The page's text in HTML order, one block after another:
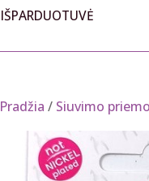
IŠPARDUOTUVĖ
Pradžia / Siuvimo